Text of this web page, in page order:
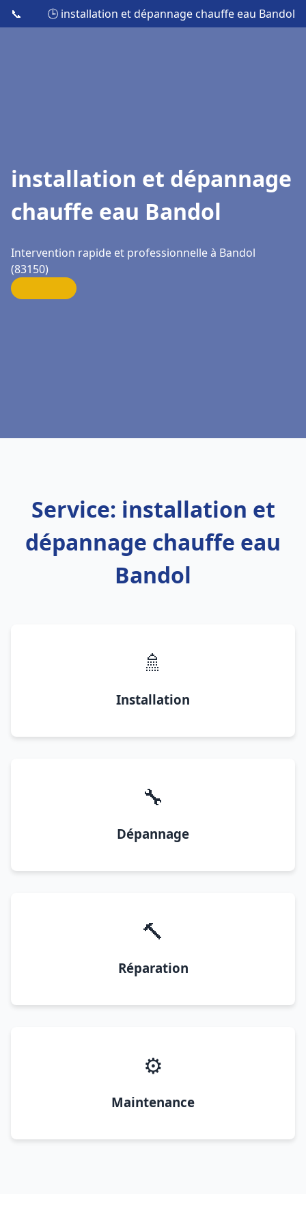
📞 🕒 installation et dépannage chauffe eau Bandol
installation et dépannage
chauffe eau Bandol
Intervention rapide et professionnelle à Bandol
(83150)
Service: installation et
dépannage chauffe eau
Bandol
🚿
Installation
🔧
Dépannage
🔨
Réparation
⚙️
Maintenance